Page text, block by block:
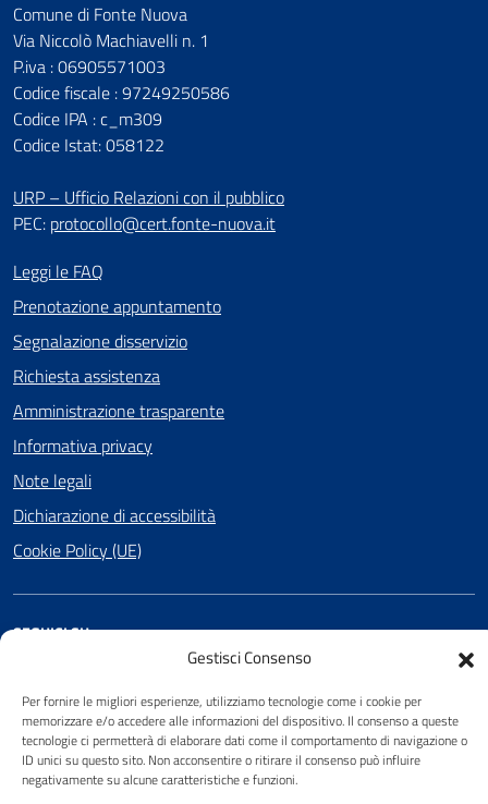
Gestisci Consenso
Per fornire le migliori esperienze, utilizziamo tecnologie come i cookie per
memorizzare e/o accedere alle informazioni del dispositivo. Il consenso a queste
tecnologie ci permetterà di elaborare dati come il comportamento di navigazione o
ID unici su questo sito. Non acconsentire o ritirare il consenso può influire
negativamente su alcune caratteristiche e funzioni.
Comune di Fonte Nuova
Via Niccolò Machiavelli n. 1
P.iva : 06905571003
Codice fiscale : 97249250586
Codice IPA : c_m309
Codice Istat: 058122
URP – Ufficio Relazioni con il pubblico
PEC: protocollo@cert.fonte-nuova.it
Leggi le FAQ
Prenotazione appuntamento
Segnalazione disservizio
Richiesta assistenza
Amministrazione trasparente
Informativa privacy
Note legali
Dichiarazione di accessibilità
Cookie Policy (UE)
SEGUICI SU
Attuazione Misure PNRR
Piano di miglioramento del sito